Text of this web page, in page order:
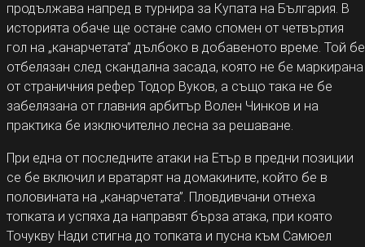
продължава напред в турнира за Купата на България. В
историята обаче ще остане само спомен от четвъртия
гол на „канарчетата” дълбоко в добавеното време. Той бе
отбелязан след скандална засада, която не бе маркирана
от страничния рефер Тодор Вуков, а също така не бе
забелязана от главния арбитър Волен Чинков и на
практика бе изключително лесна за решаване.
При една от последните атаки на Етър в предни позиции
се бе включил и вратарят на домакините, който бе в
половината на „канарчетата”. Пловдивчани отнеха
топката и успяха да направят бърза атака, при която
Точукву Нади стигна до топката и пусна към Самюел